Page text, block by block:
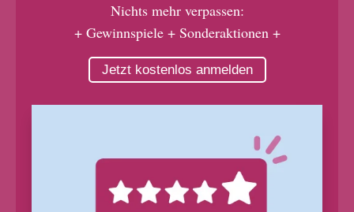
Nichts mehr verpassen:
+ Gewinnspiele + Sonderaktionen +
Jetzt kostenlos anmelden